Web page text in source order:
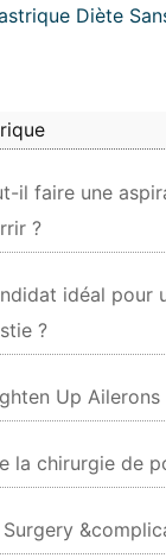
Diète
il faire une
?
idéal pour
?
Up Ailerons
la chirurgie de